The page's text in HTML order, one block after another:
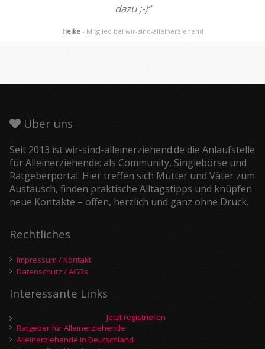
dazu ;-)“
Heike - Mitglied bei wir-sind-alleinerziehend
Über uns
Seit 2013 ist wir-sind-alleinerziehend.de die Anlaufstelle
für Alleinerziehende: als Community, Singlebörse und
Ratgeberportal. Hier treffen sich Mütter und Väter zum
Austausch, finden praktische Alltagstipps und knüpfen
neue Kontakte – offen, herzlich und ganz ohne Druck.
Rechtliches
Impressum / Kontakt
Datenschutz / AGBs
Interessante Links
Jetzt registrieren
Ratgeber für Alleinerziehende
Alleinerziehende in Deutschland